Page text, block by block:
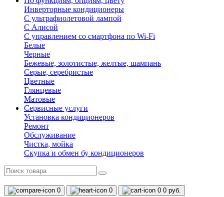
Инверторные кондиционеры
С ультрафиолетовой лампой
С Алисой
С управлением со смартфона по Wi-Fi
Белые
Черные
Бежевые, золотистые, желтые, шампань
Серые, серебристые
Цветные
Глянцевые
Матовые
Сервисные услуги
Установка кондиционеров
Ремонт
Обслуживание
Чистка, мойка
Скупка и обмен бу кондиционеров
0 0 0 0 руб.